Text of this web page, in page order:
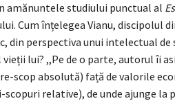
amănuntele studiului punctual al
Cum înțelegea Vianu, discipolul
din perspectiva unui intelectual de
lui? ,,Pe de o parte, autorul îi
scop absolută) față de valorile
scopuri relative), de unde ajunge la